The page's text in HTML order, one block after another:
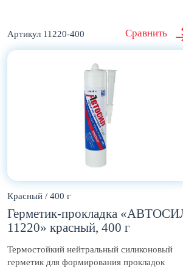
11220-400
Красный / 400 г
Герметик-прокладка
11220» красный, 400 г
Термостойкий нейтральный силиконовый
герметик для формирования прокладок